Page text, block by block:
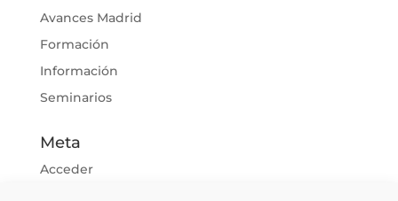
Avances Madrid
Formación
Información
Seminarios
Meta
Acceder